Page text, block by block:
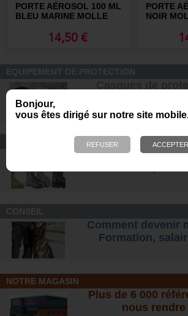
Bonjour,
vous êtes dirigé sur notre site
PORTE AÉROSOL 100 ML
BLEU MARINE MOLLE
14,50 €
PORTE
NOIR
CONFORT ET SÉCURITÉ
Chaussures
d'intervention pour
Comment devenir
Formation,
NOTRE MAGASIN
Plus de 6 000
nous